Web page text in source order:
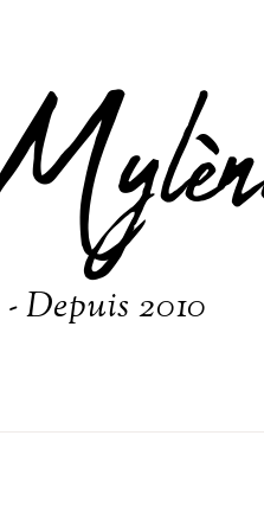
Depuis 2010